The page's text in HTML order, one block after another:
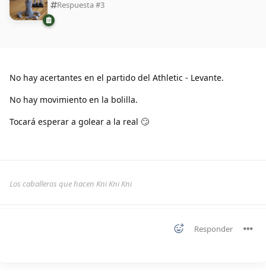
Respuesta #3
No hay acertantes en el partido del Athletic - Levante.
No hay movimiento en la bolilla.
Tocará esperar a golear a la real 🙄
Los caballeros que hacen Kni Kni Kni
Responder